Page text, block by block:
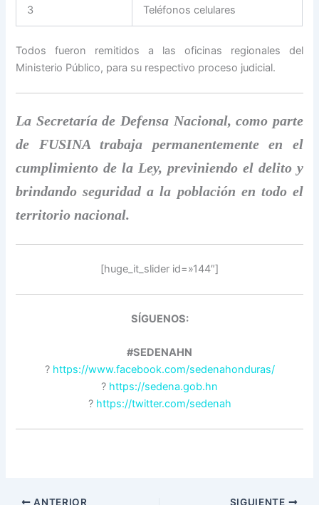
3 Teléfonos celulares
Todos fueron remitidos a las oficinas regionales del
Ministerio Público, para su respectivo proceso judicial.
La Secretaría de Defensa Nacional, como parte
de FUSINA trabaja permanentemente en el
cumplimiento de la Ley, previniendo el delito y
brindando seguridad a la población en todo el
territorio nacional.
[huge_it_slider id=»144″]
SÍGUENOS:
#SEDENAHN
? https://www.facebook.com/sedenahonduras/
? https://sedena.gob.hn
? https://twitter.com/sedenah
ANTERIOR SIGUIENTE